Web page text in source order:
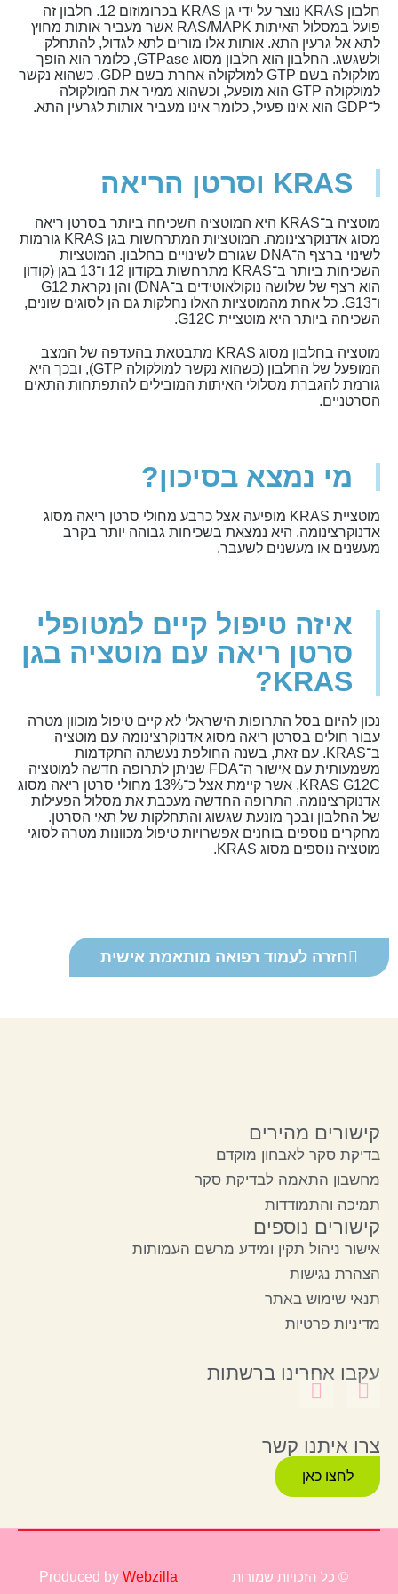
חלבון KRAS נוצר על ידי גן KRAS בכרומוזום 12. חלבון זה
פועל במסלול האיתות RAS/MAPK אשר מעביר אותות מחוץ
לתא אל גרעין התא. אותות אלו מורים לתא לגדול, להתחלק
ולשגשג. החלבון הוא חלבון מסוג GTPase, כלומר הוא הופך
מולקולה בשם GTP למולקולה אחרת בשם GDP. כשהוא נקשר
למולקולה GTP הוא מופעל, וכשהוא ממיר את המולקולה
ל־GDP הוא אינו פעיל, כלומר אינו מעביר אותות לגרעין התא.
KRAS וסרטן הריאה
מוטציה ב־KRAS היא המוטציה השכיחה ביותר בסרטן ריאה
מסוג אדנוקרצינומה. המוטציות המתרחשות בגן KRAS גורמות
לשינוי ברצף ה־DNA שגורם לשינויים בחלבון. המוטציות
השכיחות ביותר ב־KRAS מתרחשות בקודון 12 ו־13 בגן (קודון
הוא רצף של שלושה נוקולאוטידים ב־DNA) והן נקראת G12
ו־G13. כל אחת מהמוטציות האלו נחלקות גם הן לסוגים שונים,
השכיחה ביותר היא מוטציית G12C.
מוטציה בחלבון מסוג KRAS מתבטאת בהעדפה של המצב
המופעל של החלבון (כשהוא נקשר למולקולה GTP), ובכך היא
גורמת להגברת מסלולי האיתות המובילים להתפתחות התאים
הסרטניים.
מי נמצא בסיכון?
מוטציית KRAS מופיעה אצל כרבע מחולי סרטן ריאה מסוג
אדנוקרצינומה. היא נמצאת בשכיחות גבוהה יותר בקרב
מעשנים או מעשנים לשעבר.
איזה טיפול קיים למטופלי
סרטן ריאה עם מוטציה בגן
KRAS?
נכון להיום בסל התרופות הישראלי לא קיים טיפול מוכוון מטרה
עבור חולים בסרטן ריאה מסוג אדנוקרצינומה עם מוטציה
ב־KRAS. עם זאת, בשנה החולפת נעשתה התקדמות
משמעותית עם אישור ה־FDA שניתן לתרופה חדשה למוטציה
KRAS G12C, אשר קיימת אצל כ־13% מחולי סרטן ריאה מסוג
אדנוקרצינומה. התרופה החדשה מעכבת את מסלול הפעילות
של החלבון ובכך מונעת שגשוג והתחלקות של תאי הסרטן.
מחקרים נוספים בוחנים אפשרויות טיפול מכוונות מטרה לסוגי
מוטציה נוספים מסוג KRAS.
חזרה לעמוד רפואה מותאמת אישית
קישורים מהירים
בדיקת סקר לאבחון מוקדם
מחשבון התאמה לבדיקת סקר
תמיכה והתמודדות
קישורים נוספים
אישור ניהול תקין ומידע מרשם העמותות
הצהרת נגישות
תנאי שימוש באתר
מדיניות פרטיות
עקבו אחרינו ברשתות
צרו איתנו קשר
לחצו כאן
© כל הזכויות שמורות Produced by Webzilla